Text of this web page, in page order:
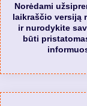
Norėdami
laikraščio versiją
ir nurodykite
būti